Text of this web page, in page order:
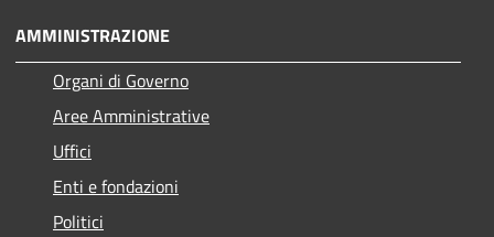
AMMINISTRAZIONE
Organi di Governo
Aree Amministrative
Uffici
Enti e fondazioni
Politici